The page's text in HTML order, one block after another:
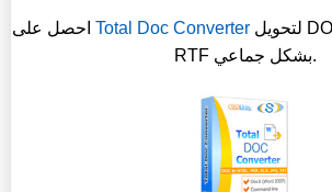
Total Doc Converterلتحويل DOC و DOCX و TXT و
RTF بشكل جماعي.